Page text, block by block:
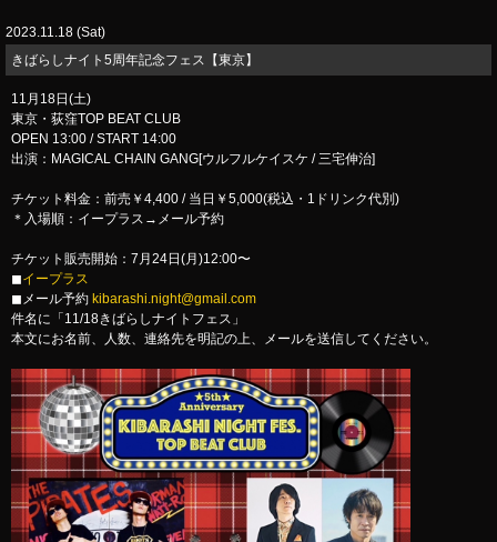
2023.11.18 (Sat)
​きばらしナイト5周年記念フェス【東京】
11月18日(土)
東京・荻窪TOP BEAT CLUB
OPEN 13:00 / START 14:00
出演：MAGICAL CHAIN GANG[ウルフルケイスケ / 三宅伸治]
チケット料金：前売￥4,400 / 当日￥5,000(税込・1ドリンク代別)
＊入場順：イープラス→メール予約
チケット販売開始：7月24日(月)12:00〜
◼︎イープラス
◼︎メール予約 kibarashi.night@gmail.com
件名に「11/18きばらしナイトフェス」
本文にお名前、人数、連絡先を明記の上、メールを送信してください。